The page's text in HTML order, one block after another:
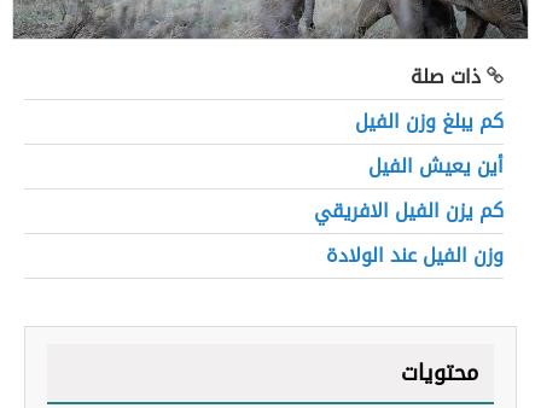
ذات صلة
كم يبلغ وزن الفيل
أين يعيش الفيل
كم يزن الفيل الافريقي
وزن الفيل عند الولادة
محتويات